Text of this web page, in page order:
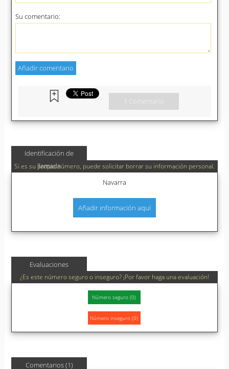
Su comentario:
1 Comentario
Identificación de
llamada
Si es su propio número, puede solicitar borrar su información personal.
Navarra
Añadir información aquí
Evaluaciones
¿Es este número seguro o inseguro? ¡Por favor haga una evaluación!
Comentarios (1)